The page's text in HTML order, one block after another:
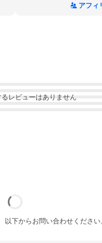
アフィ
るレビューはありません
以下からお問い合わせください